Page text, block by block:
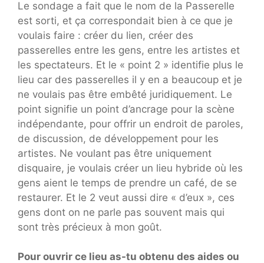
Le sondage a fait que le nom de la Passerelle
est sorti, et ça correspondait bien à ce que je
voulais faire : créer du lien, créer des
passerelles entre les gens, entre les artistes et
les spectateurs. Et le « point 2 » identifie plus le
lieu car des passerelles il y en a beaucoup et je
ne voulais pas être embêté juridiquement. Le
point signifie un point d’ancrage pour la scène
indépendante, pour offrir un endroit de paroles,
de discussion, de développement pour les
artistes. Ne voulant pas être uniquement
disquaire, je voulais créer un lieu hybride où les
gens aient le temps de prendre un café, de se
restaurer. Et le 2 veut aussi dire « d’eux », ces
gens dont on ne parle pas souvent mais qui
sont très précieux à mon goût.
Pour ouvrir ce lieu as-tu obtenu des aides ou